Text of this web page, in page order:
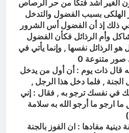
الغير أشد فتكا من حر الرصاص
بسبب الفضول والتدخل
ذلك إذ أن الفضول أس الشرور
وأم الرذائل فكأن الفضول
الرذائل نفسها , وإنما يأتي في
متنوعة 0
قال ذات يوم : أن أول من يدخل
, فلما دخل هذا الرجل ,
في نفسك ترجو به , فقال : إني
ارجو ما أرجو الله به سلامة
مفادها : ان الفوز بالجنة